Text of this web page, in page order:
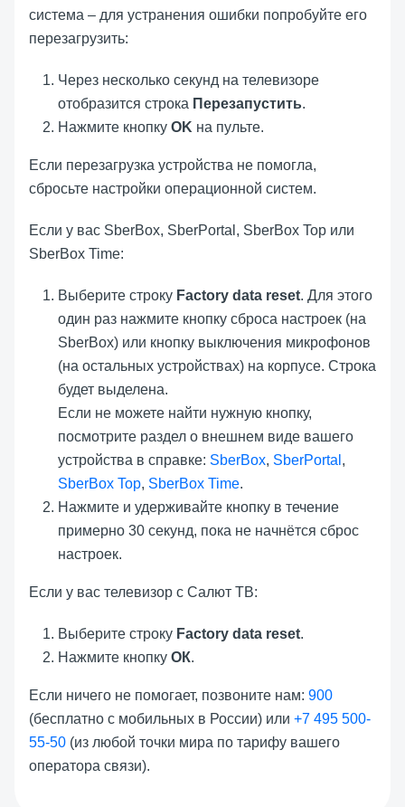
система – для устранения ошибки попробуйте его
перезагрузить:
Через несколько секунд на телевизоре
отобразится строка Перезапустить.
Нажмите кнопку OK на пульте.
Если перезагрузка устройства не помогла,
сбросьте настройки операционной систем.
Если у вас SberBox, SberPortal, SberBox Top или
SberBox Time:
Выберите строку Factory data reset. Для этого
один раз нажмите кнопку сброса настроек (на
SberBox) или кнопку выключения микрофонов
(на остальных устройствах) на корпусе. Строка
будет выделена.
Если не можете найти нужную кнопку,
посмотрите раздел о внешнем виде вашего
устройства в справке: SberBox, SberPortal ,
SberBox Top, SberBox Time.
Нажмите и удерживайте кнопку в течение
примерно 30 секунд, пока не начнётся сброс
настроек.
Если у вас телевизор с Салют ТВ:
Выберите строку Factory data reset.
Нажмите кнопку ОК.
Если ничего не помогает, позвоните нам: 900
(бесплатно с мобильных в России) или +7 495 500-
55-50 (из любой точки мира по тарифу вашего
оператора связи).